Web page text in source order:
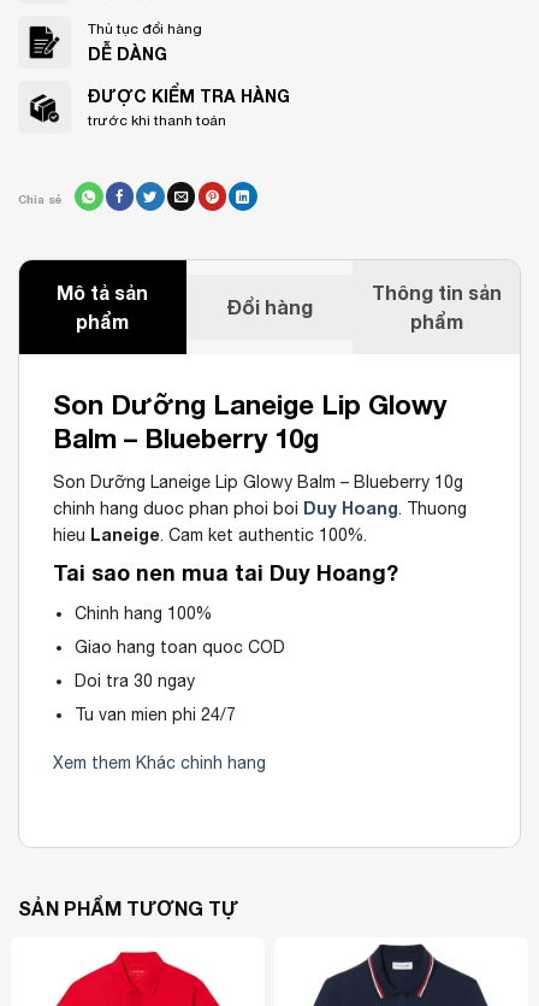
Thủ tục đổi hàng
DỄ DÀNG
ĐƯỢC KIỂM TRA HÀNG
trước khi thanh toán
Chia sẻ
Mô tả sản
phẩm
Đổi hàng
Thông tin sản
phẩm
Son Dưỡng Laneige Lip Glowy
Balm – Blueberry 10g
Son Dưỡng Laneige Lip Glowy Balm – Blueberry 10g
chinh hang duoc phan phoi boi Duy Hoang. Thuong
hieu Laneige. Cam ket authentic 100%.
Tai sao nen mua tai Duy Hoang?
Chinh hang 100%
Giao hang toan quoc COD
Doi tra 30 ngay
Tu van mien phi 24/7
Xem them Khác chinh hang
SẢN PHẨM TƯƠNG TỰ